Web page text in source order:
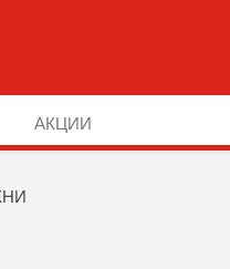
АКЦИИ